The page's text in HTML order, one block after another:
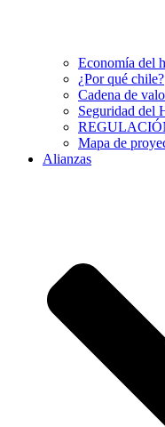
Economía del
¿Por qué chile?
Cadena de
Seguridad del
Mapa de
Alianzas